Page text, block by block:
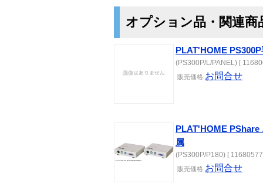
オプション品・関連商
PLAT'HOME
(PS300P/L/PANEL) [
販売価格 お問合せ
PLAT'HOME PShare
属
(PS300P/P180) [
販売価格 お問合せ